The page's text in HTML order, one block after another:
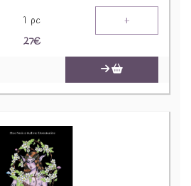
1 pc +
27€